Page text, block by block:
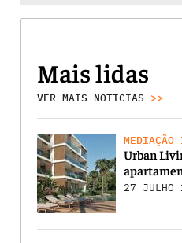
Mais lidas
VER MAIS NOTICIAS >>
Urban
27 JULHO